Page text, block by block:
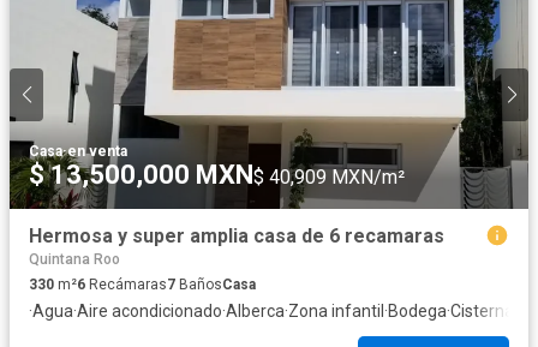
Casa·en venta
$ 13,500,000 MXN$ 40,909 MXN/m²
Hermosa y super amplia casa de 6 recamaras
Quintana Roo
330 m²6 Recámaras7 BañosCasa
·Agua·Aire acondicionado·Alberca·Zona infantil ·Bodega·Cisterna